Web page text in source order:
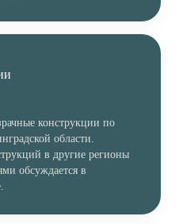
конструкции по
области.
в другие регионы
обсуждается в